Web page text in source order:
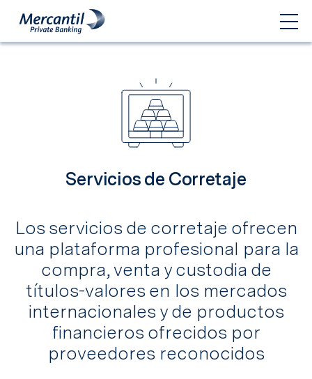
Servicios de Corretaje
Los servicios de corretaje ofrecen
una plataforma profesional para la
compra, venta y custodia de
títulos-valores en los mercados
internacionales y de productos
financieros ofrecidos por
proveedores reconocidos